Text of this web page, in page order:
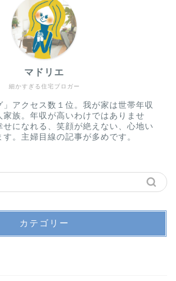
細かすぎる住宅ブロガー
マドリエ
」アクセス数１位。我が家は世帯年収
家族。年収が高いわけではありませ
せになれる、笑顔が絶えない、心地い
。主婦目線の記事が多めです。
カテゴリー